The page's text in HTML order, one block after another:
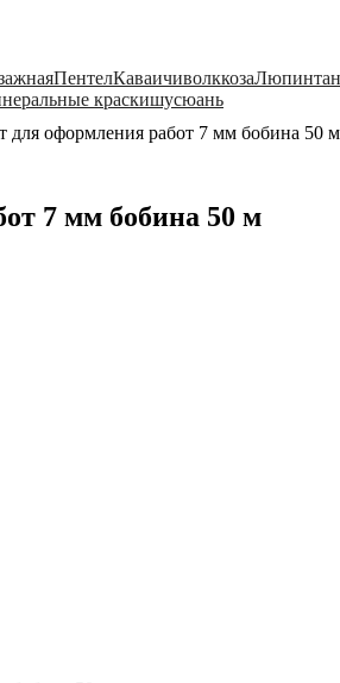
ПентелКаваичиволккозаЛюпинтан
краскишусюань
для оформления работ 7 мм бобина 50 м
7 мм бобина 50 м